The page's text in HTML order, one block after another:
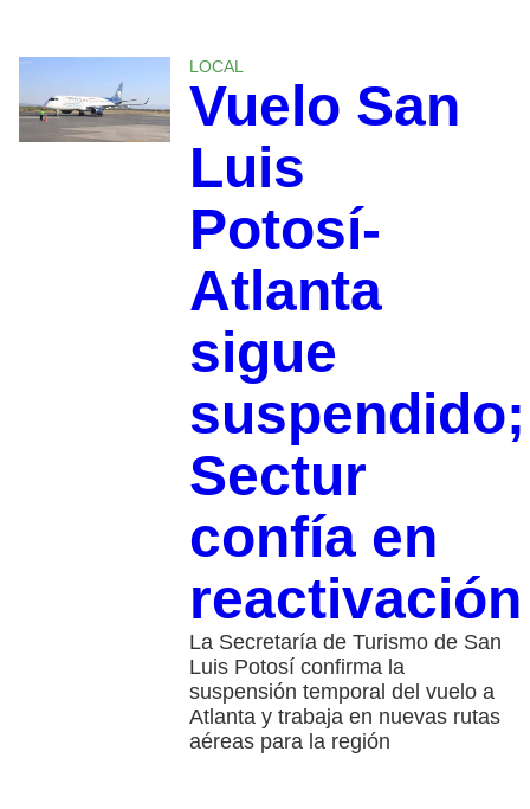
LOCAL
Vuelo San
Luis
Potosí-
Atlanta
sigue
suspendido;
Sectur
confía en
reactivación
La Secretaría de Turismo de San
Luis Potosí confirma la
suspensión temporal del vuelo a
Atlanta y trabaja en nuevas rutas
aéreas para la región